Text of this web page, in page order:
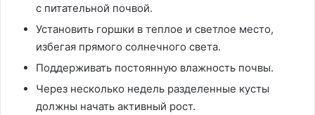
с питательной почвой.
Установить горшки в теплое и светлое место,
избегая прямого солнечного света.
Поддерживать постоянную влажность почвы.
Через несколько недель разделенные кусты
должны начать активный рост.